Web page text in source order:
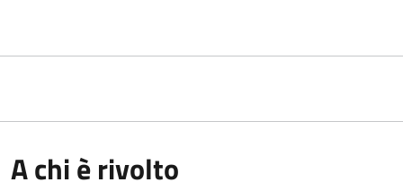
A chi è rivolto